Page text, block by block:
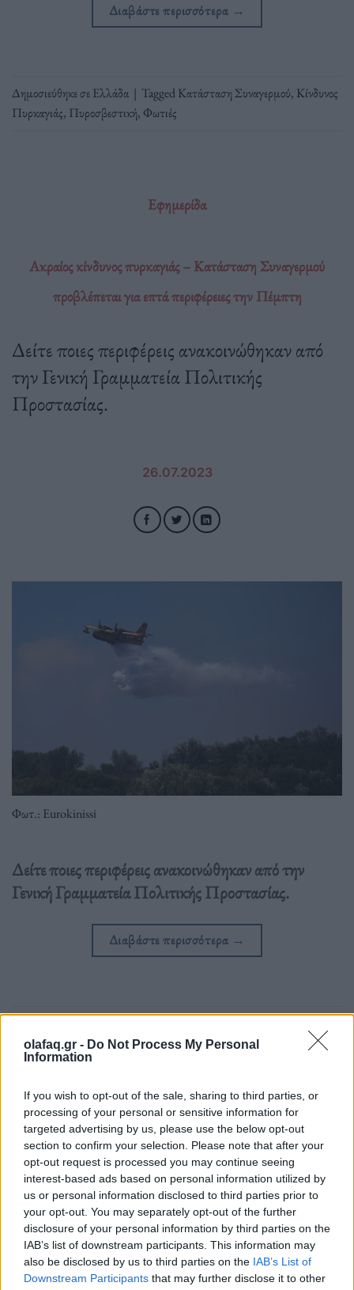
olafaq.gr - Do Not Process My Personal
Information
If you wish to opt-out of the sale, sharing to third parties, or
processing of your personal or sensitive information for
targeted advertising by us, please use the below opt-out
section to confirm your selection. Please note that after your
opt-out request is processed you may continue seeing
interest-based ads based on personal information utilized by
us or personal information disclosed to third parties prior to
your opt-out. You may separately opt-out of the further
disclosure of your personal information by third parties on the
IAB’s list of downstream participants. This information may
also be disclosed by us to third parties on the IAB’s List of
Downstream Participants that may further disclose it to other
Διαβάστε περισσότερα →
Δημοσιεύθηκε σεΕλλάδα | TaggedΚατάσταση Συναγερμού, Κίνδυνος
Πυρκαγιάς, Πυροσβεστική, Φωτιές
Εφημερίδα
Ακραίος κίνδυνος πυρκαγιάς – Κατάσταση Συναγερμού
προβλέπεται για επτά περιφέρειες την Πέμπτη
Δείτε ποιες περιφέρεις ανακοινώθηκαν από
την Γενική Γραμματεία Πολιτικής
Προστασίας.
26.07.2023
Φωτ.: Eurokinissi
Δείτε ποιες περιφέρεις ανακοινώθηκαν από την
Γενική Γραμματεία Πολιτικής Προστασίας.
Διαβάστε περισσότερα →
γραμματεία Πολιτικής Προστασίας, Κατάσταση Συναγερμού Πέμπτη
Δείτε επίσης